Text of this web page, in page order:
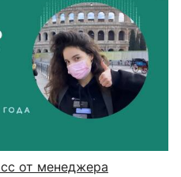
от менеджера